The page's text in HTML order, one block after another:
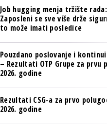
Job hugging menja tržište rada:
Zaposleni se sve više drže
to može imati posledice
Pouzdano poslovanje i
– Rezultati OTP Grupe za prvu
2026. godine
Rezultati CSG-a za prvo
2026. godine